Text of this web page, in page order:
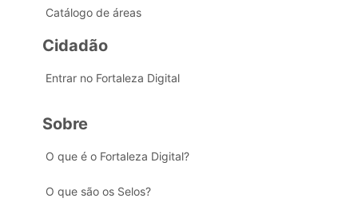
Catálogo de áreas
Cidadão
Entrar no Fortaleza Digital
Sobre
O que é o Fortaleza Digital?
O que são os Selos?